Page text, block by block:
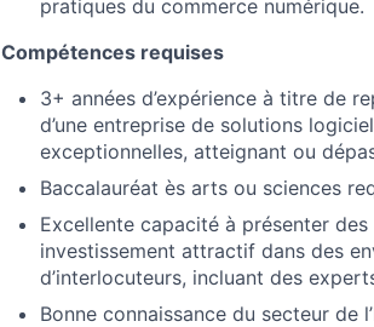
pratiques du commerce numérique.
Compétences requises
3+ années d’expérience à titre de
d’une entreprise de solutions
exceptionnelles, atteignant ou
Baccalauréat ès arts ou sciences
Excellente capacité à présenter
investissement attractif dans des
d’interlocuteurs, incluant des
Bonne connaissance du secteur de